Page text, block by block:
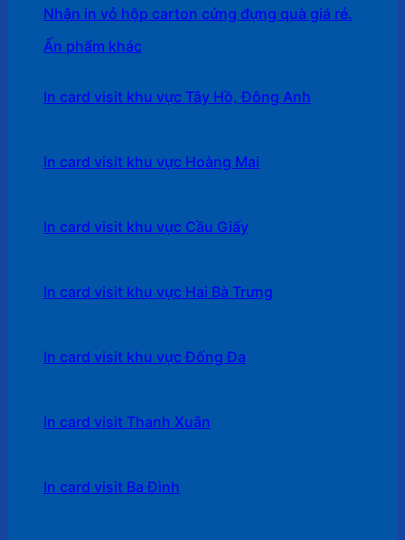
Nhận in vỏ hộp carton cứng đựng quà giá rẻ.
Ấn phẩm khác
In card visit khu vực Tây Hồ, Đông Anh
In card visit khu vực Hoàng Mai
In card visit khu vực Cầu Giấy
In card visit khu vực Hai Bà Trưng
In card visit khu vực Đống Đa
In card visit Thanh Xuân
In card visit Ba Đình